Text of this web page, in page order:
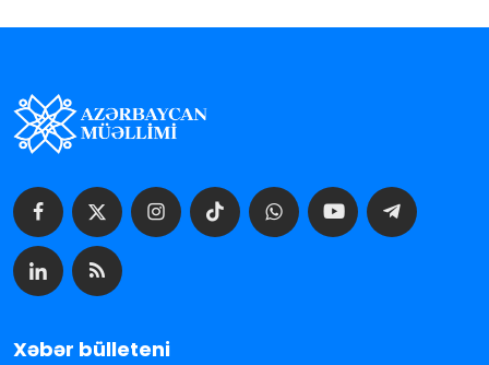
Xəbər bülleteni